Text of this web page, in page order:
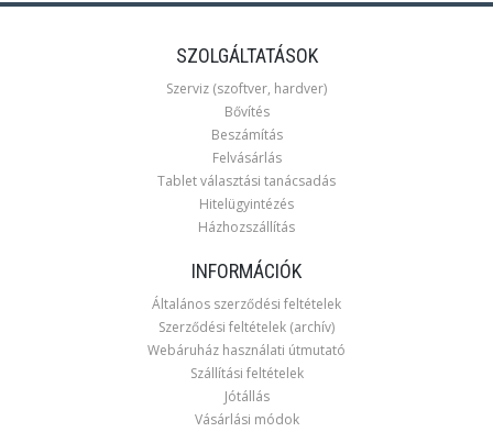
SZOLGÁLTATÁSOK
Szerviz (szoftver, hardver)
Bővítés
Beszámítás
Felvásárlás
Tablet választási tanácsadás
Hitelügyintézés
Házhozszállítás
INFORMÁCIÓK
Általános szerződési feltételek
Szerződési feltételek (archív)
Webáruház használati útmutató
Szállítási feltételek
Jótállás
Vásárlási módok